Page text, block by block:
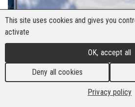
Die Bau- und Holzarbeiter-
begrüßt die Entscheidung der
Verwaltungsrates der
Arbeitsorganisation (IAO), auf
bevorstehenden 113. Tagung
This site uses cookies and gives you
activate
OK, accept all
Deny all cookies
Privacy policy